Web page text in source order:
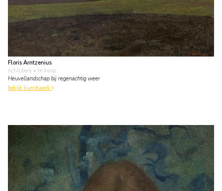
Floris Arntzenius
schilderij • te koop
Heuvellandschap bij regenachtig weer
bekijk kunstwerk